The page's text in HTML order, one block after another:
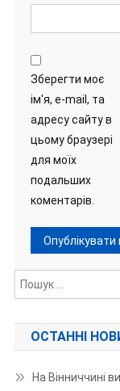
Зберегти моє
ім'я, e-mail, та
адресу сайту в
цьому браузері
для моїх
подальших
коментарів.
ОСТАННІ
На Вінниччині